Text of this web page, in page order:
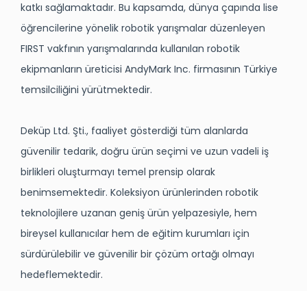
katkı sağlamaktadır. Bu kapsamda, dünya çapında lise
öğrencilerine yönelik robotik yarışmalar düzenleyen
FIRST vakfının yarışmalarında kullanılan robotik
ekipmanların üreticisi AndyMark Inc. firmasının Türkiye
temsilciliğini yürütmektedir.
Deküp Ltd. Şti., faaliyet gösterdiği tüm alanlarda
güvenilir tedarik, doğru ürün seçimi ve uzun vadeli iş
birlikleri oluşturmayı temel prensip olarak
benimsemektedir. Koleksiyon ürünlerinden robotik
teknolojilere uzanan geniş ürün yelpazesiyle, hem
bireysel kullanıcılar hem de eğitim kurumları için
sürdürülebilir ve güvenilir bir çözüm ortağı olmayı
hedeflemektedir.